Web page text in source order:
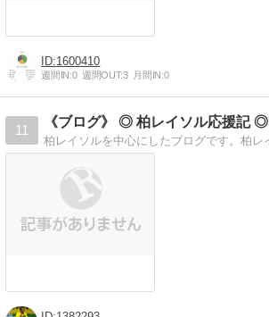
1600410
週間IN:0 週間OUT:3 月間IN:0
11
《ブログ》 ◎ 柏レイソル応援記 ◎